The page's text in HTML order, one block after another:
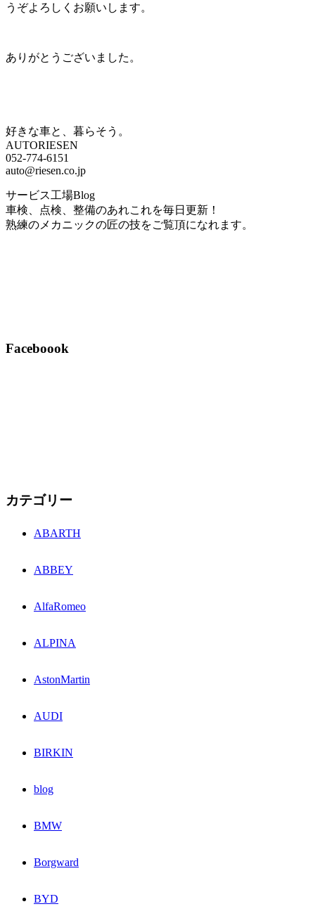
うぞよろしくお願いします。
ありがとうございました。
好きな車と、暮らそう。
AUTORIESEN
052-774-6151
auto@riesen.co.jp
サービス工場Blog
車検、点検、整備のあれこれを毎日更新！
熟練のメカニックの匠の技をご覧頂になれます。
Faceboook
カテゴリー
ABARTH
ABBEY
AlfaRomeo
ALPINA
AstonMartin
AUDI
BIRKIN
blog
BMW
Borgward
BYD